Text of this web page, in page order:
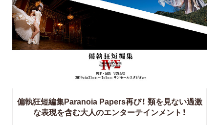
偏執狂短編集Paranoia Papers再び！ 類を見ない過激
な表現を含む大人のエンターテインメント！